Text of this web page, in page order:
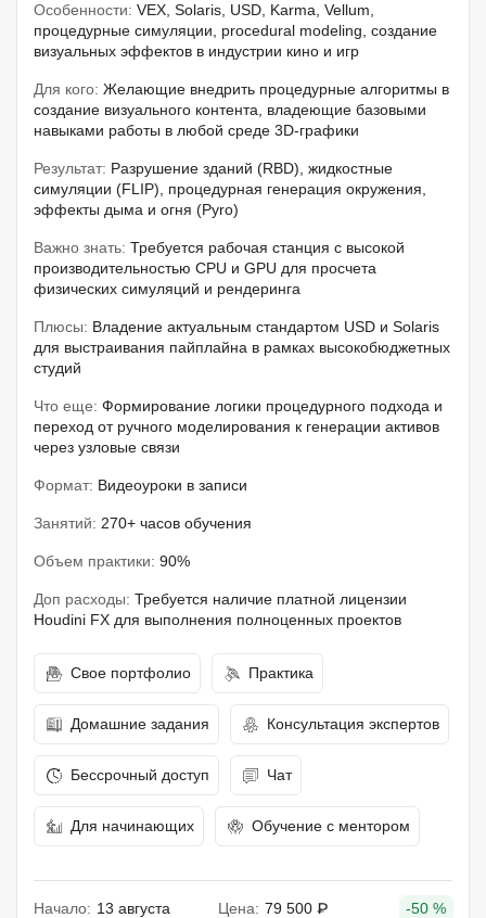
Особенности: VEX, Solaris, USD, Karma, Vellum,
процедурные симуляции, procedural modeling, создание
визуальных эффектов в индустрии кино и игр
Для кого: Желающие внедрить процедурные алгоритмы в
создание визуального контента, владеющие базовыми
навыками работы в любой среде 3D-графики
Результат: Разрушение зданий (RBD), жидкостные
симуляции (FLIP), процедурная генерация окружения,
эффекты дыма и огня (Pyro)
Важно знать: Требуется рабочая станция с высокой
производительностью CPU и GPU для просчета
физических симуляций и рендеринга
Плюсы: Владение актуальным стандартом USD и Solaris
для выстраивания пайплайна в рамках высокобюджетных
студий
Что еще: Формирование логики процедурного подхода и
переход от ручного моделирования к генерации активов
через узловые связи
Формат: Видеоуроки в записи
Занятий: 270+ часов обучения
Объем практики: 90%
Доп расходы: Требуется наличие платной лицензии
Houdini FX для выполнения полноценных проектов
Свое портфолио Практика
Домашние задания Консультация экспертов
Бессрочный доступ Чат
Для начинающих Обучение с ментором
Начало: 13 августа Цена: 79 500 ₽ -50 %